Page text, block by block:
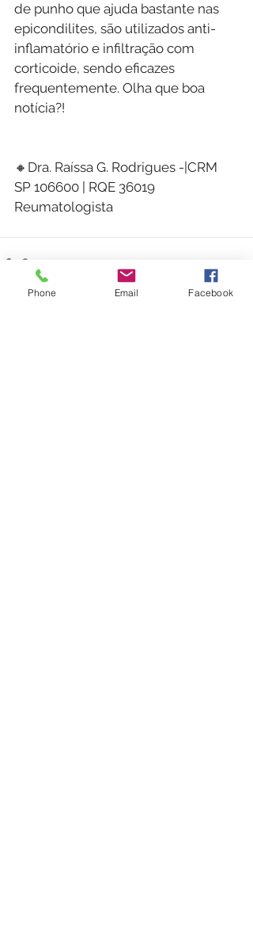
de punho que ajuda bastante nas
epicondilites, são utilizados anti-
inflamatório e infiltração com
corticoide, sendo eficazes
frequentemente. Olha que boa
notícia?!
🔸Dra. Raíssa G. Rodrigues -|CRM
SP 106600 | RQE 36019
Reumatologista
Phone Email Facebook